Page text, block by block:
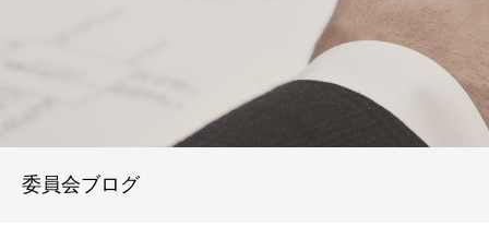
委員会ブログ